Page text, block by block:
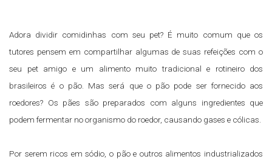
Adora dividir comidinhas com seu pet? É muito comum que os
tutores pensem em compartilhar algumas de suas refeições com o
seu pet amigo e um alimento muito tradicional e rotineiro dos
brasileiros é o pão. Mas será que o pão pode ser fornecido aos
roedores? Os pães são preparados com alguns ingredientes que
podem fermentar no organismo do roedor, causando gases e cólicas.
Por serem ricos em sódio, o pão e outros alimentos industrializados